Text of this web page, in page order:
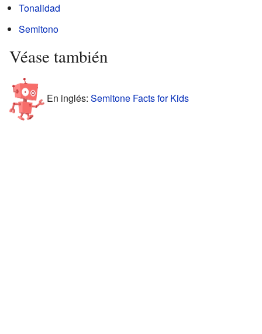
Tonalidad
Semitono
Véase también
En inglés: Semitone Facts for Kids